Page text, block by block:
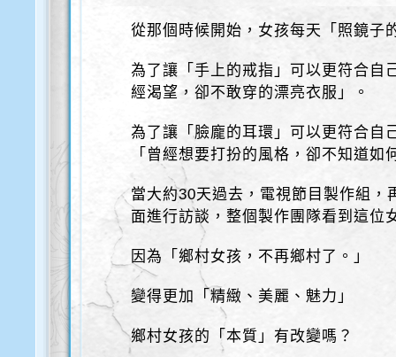
從那個時候開始，女孩每天「照鏡子
為了讓「手上的戒指」可以更符合自
經渴望，卻不敢穿的漂亮衣服」。
為了讓「臉龐的耳環」可以更符合自
「曾經想要打扮的風格，卻不知道如
當大約30天過去，電視節目製作組，
面進行訪談，整個製作團隊看到這
因為「鄉村女孩，不再鄉村了。」
變得更加「精緻、美麗、魅力」
鄉村女孩的「本質」有改變嗎？